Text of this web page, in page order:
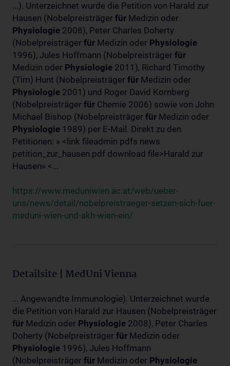
...). Unterzeichnet wurde die Petition von Harald zur
Hausen (Nobelpreisträger für Medizin oder
Physiologie 2008), Peter Charles Doherty
(Nobelpreisträger für Medizin oder Physiologie
1996), Jules Hoffmann (Nobelpreisträger für
Medizin oder Physiologie 2011), Richard Timothy
(Tim) Hunt (Nobelpreisträger für Medizin oder
Physiologie 2001) und Roger David Kornberg
(Nobelpreisträger für Chemie 2006) sowie von John
Michael Bishop (Nobelpreisträger für Medizin oder
Physiologie 1989) per E-Mail. Direkt zu den
Petitionen: » <link fileadmin pdfs news
petition_zur_hausen.pdf download file>Harald zur
Hausen» <...
https://www.meduniwien.ac.at/web/ueber-
uns/news/detail/nobelpreistraeger-setzen-sich-fuer-
meduni-wien-und-akh-wien-ein/
Detailsite | MedUni Vienna
... Angewandte Immunologie). Unterzeichnet wurde
die Petition von Harald zur Hausen (Nobelpreisträger
für Medizin oder Physiologie 2008), Peter Charles
Doherty (Nobelpreisträger für Medizin oder
Physiologie 1996), Jules Hoffmann
(Nobelpreisträger für Medizin oder Physiologie